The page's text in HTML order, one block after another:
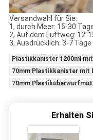
Versandwahl für Sie:
1, durch Meer: 15-30
2, Auf dem Luftweg: 12-
3, Ausdrücklich: 3-7 Tage
Plastikkanister 1200ml mit
70mm Plastikkanister mit
70mm
Erhalten